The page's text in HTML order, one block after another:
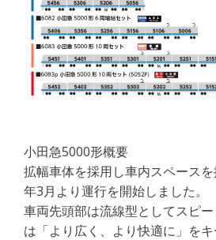
小田急5000形概要
拡幅車体を採用し車内スペース
年3月より運行を開始しました。
車両先頭部は流線型としてスピ
は「より広く、より快適に」をキ